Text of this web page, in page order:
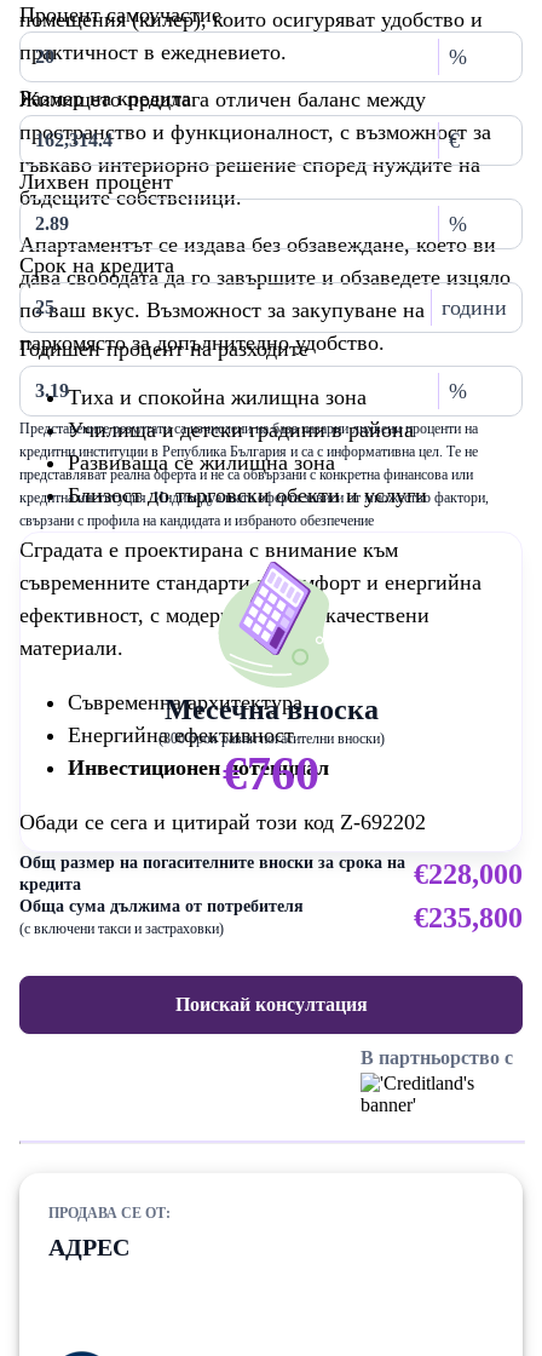
помещения (килер), които осигуряват удобство и
практичност в ежедневието.
Жилището предлага отличен баланс между
пространство и функционалност, с възможност за
гъвкаво интериорно решение според нуждите на
бъдещите собственици.
Апартаментът се издава без обзавеждане, което ви
дава свободата да го завършите и обзаведете изцяло
по ваш вкус. Възможност за закупуване на
паркомясто за допълнително удобство.
Тиха и спокойна жилищна зона
Училища и детски градини в района
Развиваща се жилищна зона
Близост до търговски обекти и услуги
Сградата е проектирана с внимание към
съвременните стандарти за комфорт и енергийна
ефективност, с модерна визия и качествени
материали.
Съвременна архитектура
Енергийна ефективност
Инвестиционен потенциал
Обади се сега и цитирай този код Z-692202
Процент самоучастие
%
Размер на кредита
€
Лихвен процент
%
Срок на кредита
години
Годишен процент на разходите
%
Представените резултати са изчислени на база пазарни лихвени проценти на
кредитни институции в Република България и са с информативна цел. Те не
представляват реална оферта и не са обвързани с конкретна финансова или
кредитна институция. Индивидуалната оферта зависи от множество фактори,
свързани с профила на кандидата и избраното обезпечение
Месечна вноска
(300 броя равни погасителни вноски)
€760
Общ размер на погасителните вноски за срока на
кредита
€228,000
Обща сума дължима от потребителя
(с включени такси и застраховки) €235,800
Поискай консултация
В партньорство с
ПРОДАВА СЕ ОТ:
АДРЕС